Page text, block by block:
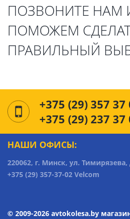
ПОЗВОНИТЕ НАМ
ПОМОЖЕМ
ПРАВИЛЬНЫЙ
+375 (29) 357 37
+375 (29) 237 37
НАШИ ОФИСЫ:
220062, г. Минск, ул. Тимирязева,
+375 (29) 357-37-02 Velcom
© 2009-2026 avtokolesa.by